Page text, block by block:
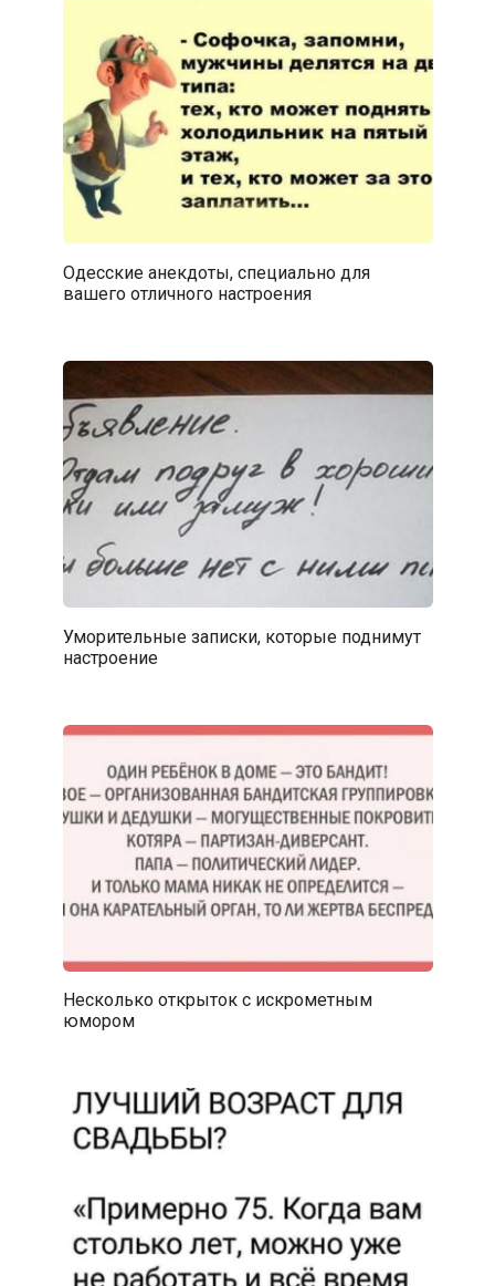
Одесские анекдоты, специально для
вашего отличного настроения
Уморительные записки, которые поднимут
настроение
Несколько открыток с искрометным
юмором